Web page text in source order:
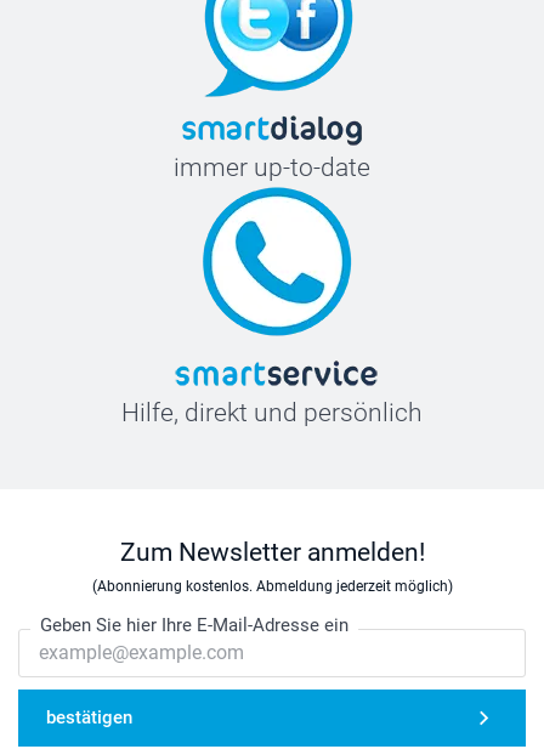
immer up-to-date
Hilfe, direkt und persönlich
Zum Newsletter anmelden!
(Abonnierung kostenlos. Abmeldung jederzeit möglich)
Geben Sie hier Ihre E-Mail-Adresse ein
bestätigen